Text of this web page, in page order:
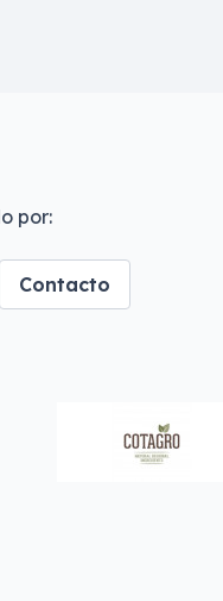
por:
Contacto